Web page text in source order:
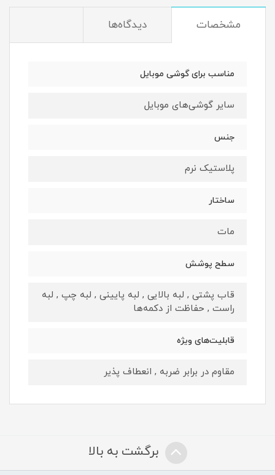
مشخصات دیدگاه‌ها
مناسب برای گوشی موبایل
سایر گوشی‌های موبایل
جنس
پلاستیک نرم
ساختار
مات
سطح پوشش
قاب پشتی , لبه بالایی , لبه پایینی , لبه چپ , لبه
راست , حفاظت از دکمه‌ها
قابلیت‌های ویژه
مقاوم در برابر ضربه , انعطاف پذیر
برگشت به بالا